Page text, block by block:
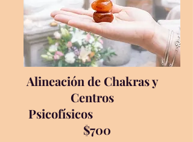
Alineación de Chakras y
Centros
Psicofísicos
$700